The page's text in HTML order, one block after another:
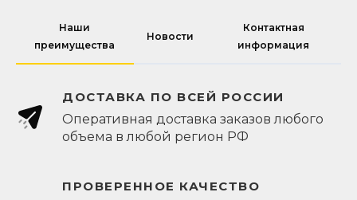
Наши
преимущества
Новости
Контактная
информация
ДОСТАВКА ПО ВСЕЙ РОССИИ
Оперативная доставка заказов любого
объема в любой регион РФ
ПРОВЕРЕННОЕ КАЧЕСТВО